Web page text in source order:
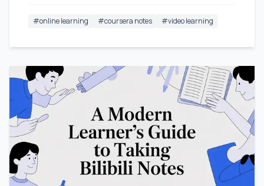
#online learning #coursera notes #video learning